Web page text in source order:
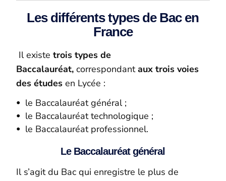
Les différents types de Bac en
France
Il existetrois types de
Baccalauréat, correspondantaux trois voies
des études en Lycée :
le Baccalauréat général ;
le Baccalauréat technologique ;
le Baccalauréat professionnel.
Le Baccalauréat général
Il s’agit du Bac qui enregistre le plus de